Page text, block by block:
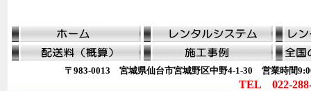
〒983-0013 宮城県仙台市宮城野区中野4-1-30 営業時間
TEL 022-